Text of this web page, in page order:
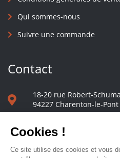
Qui sommes-nous
Suivre une commande
Contact
18-20 rue Robert-
94227 Charenton-le-Pont